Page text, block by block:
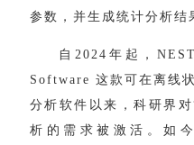
参数，并生成统计分析结
自 2024年起，
Software 这款可在离线
分析软件以来，科研界
析的需求被激活。如